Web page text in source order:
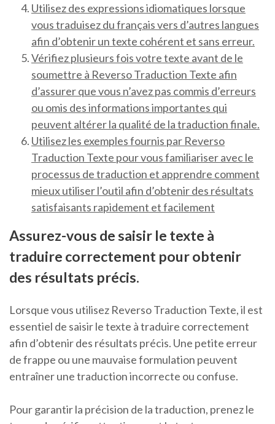
Utilisez des expressions idiomatiques lorsque
vous traduisez du français vers d’autres langues
afin d’obtenir un texte cohérent et sans erreur.
Vérifiez plusieurs fois votre texte avant de le
soumettre à Reverso Traduction Texte afin
d’assurer que vous n’avez pas commis d’erreurs
ou omis des informations importantes qui
peuvent altérer la qualité de la traduction finale.
Utilisez les exemples fournis par Reverso
Traduction Texte pour vous familiariser avec le
processus de traduction et apprendre comment
mieux utiliser l’outil afin d’obtenir des résultats
satisfaisants rapidement et facilement
Assurez-vous de saisir le texte à
traduire correctement pour obtenir
des résultats précis.
Lorsque vous utilisez Reverso Traduction Texte, il est
essentiel de saisir le texte à traduire correctement
afin d’obtenir des résultats précis. Une petite erreur
de frappe ou une mauvaise formulation peuvent
entraîner une traduction incorrecte ou confuse.
Pour garantir la précision de la traduction, prenez le